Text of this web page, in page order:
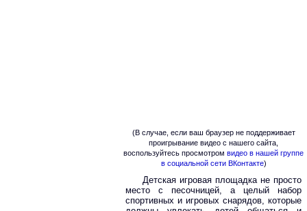
(В случае, если ваш браузер не поддерживает
проигрывание видео с нашего сайта,
воспользуйтесь просмотром видео в нашей группе
в социальной сети ВКонтакте)
Детская игровая площадка не просто
место с песочницей, а целый набор
спортивных и игровых снарядов, которые